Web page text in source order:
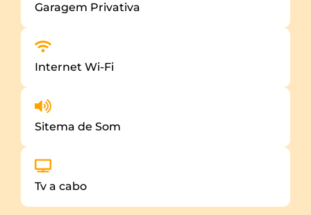
Garagem Privativa
Internet Wi-Fi
Sitema de Som
Tv a cabo